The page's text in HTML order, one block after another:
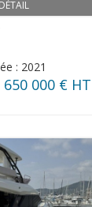
: 2021
650 000 € HT